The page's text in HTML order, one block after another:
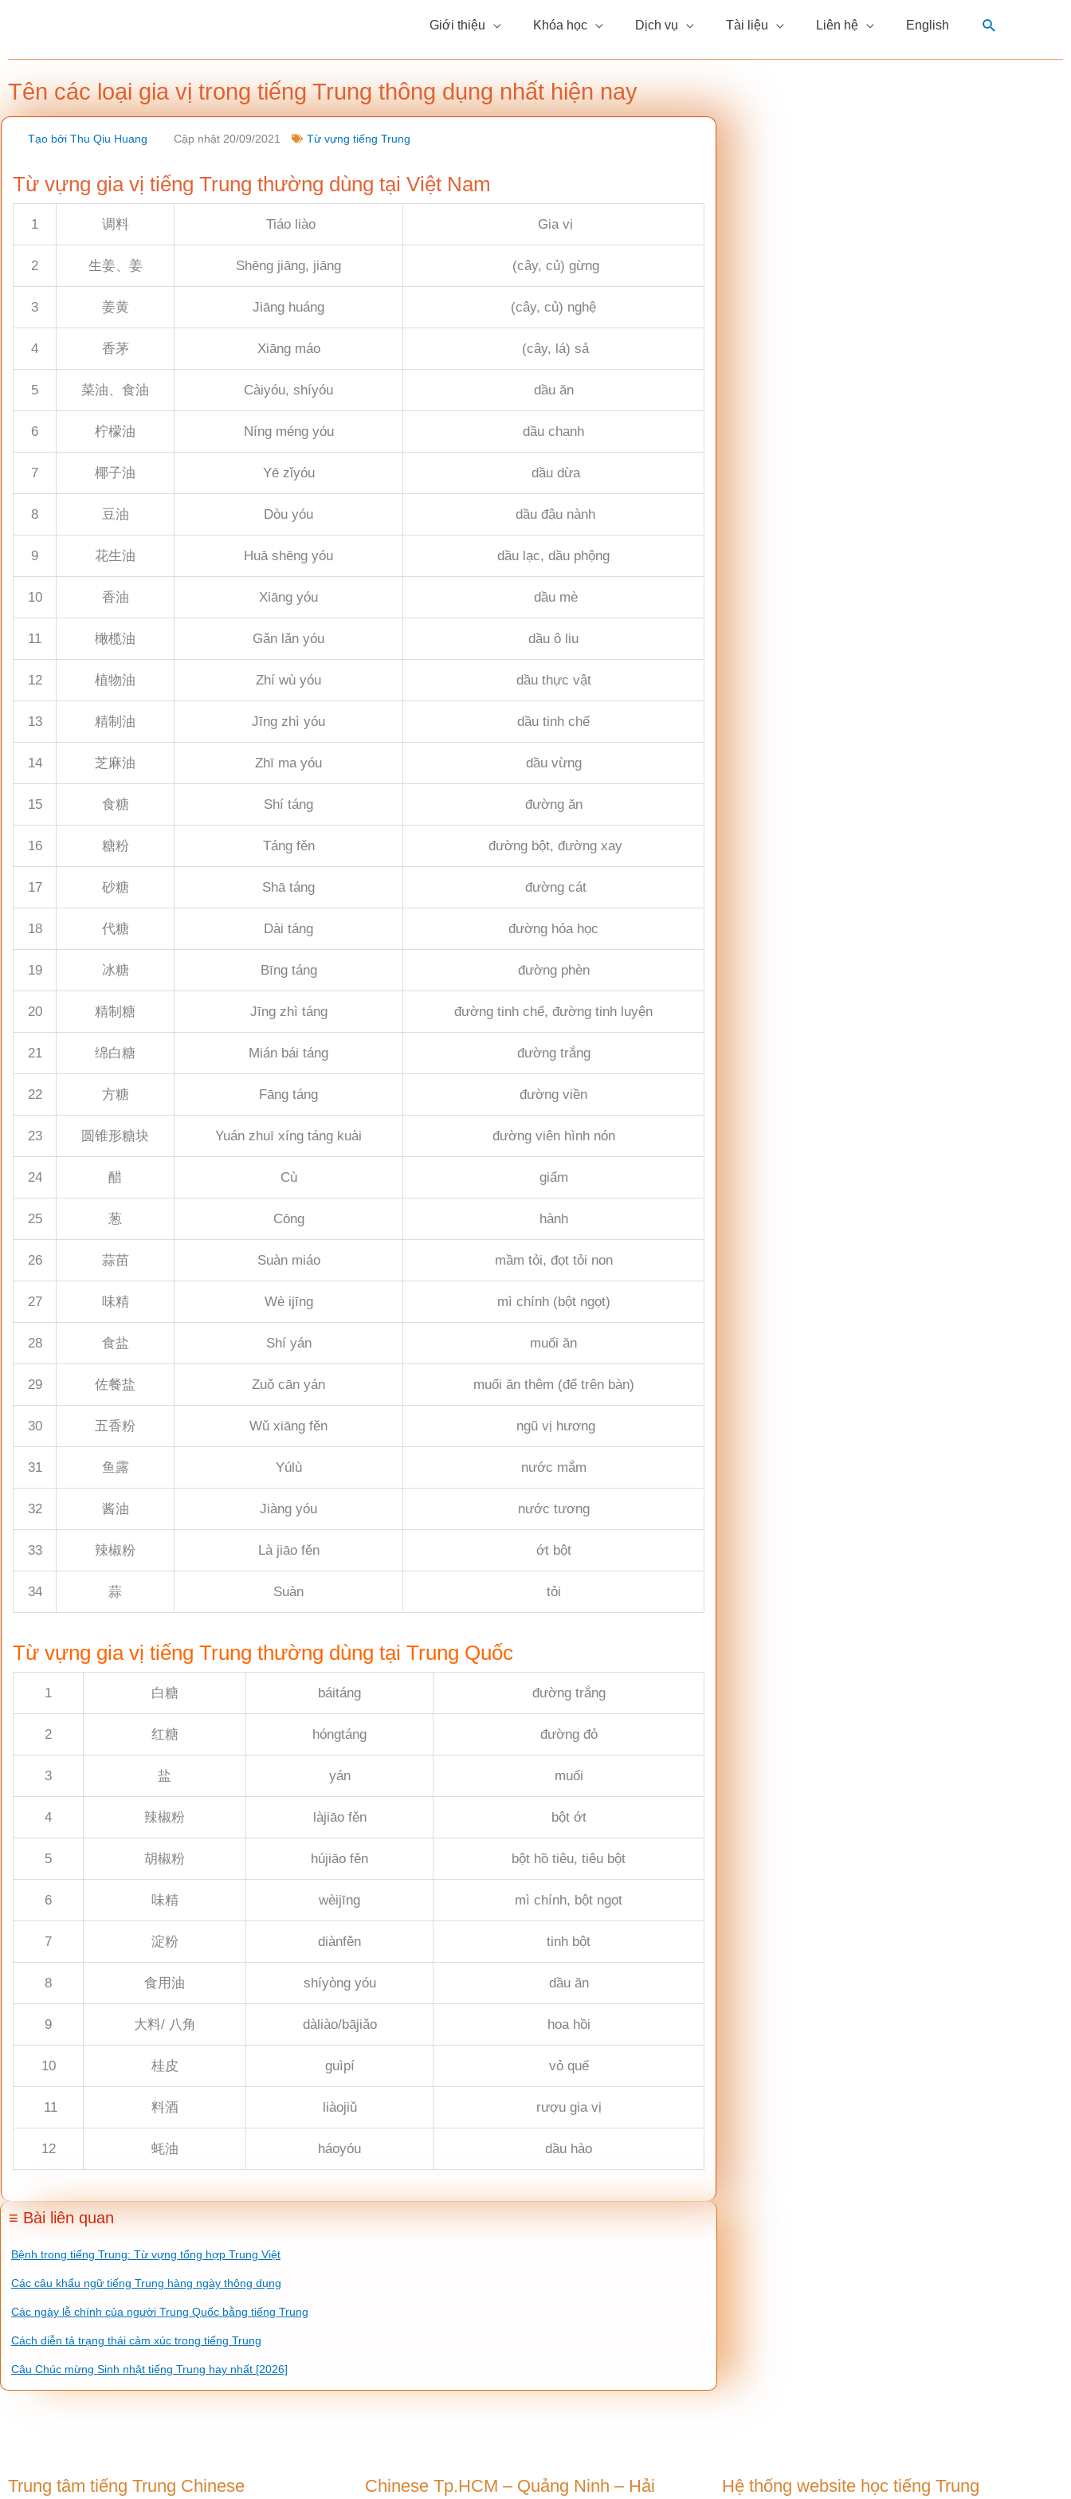
nội
dung
Giới thiệu Khóa học Dịch vụ Tài liệu Liên hệ English
Tìm
Tên các loại gia vị trong tiếng Trung thông dụng nhất hiện nay
Tạo bởi Thu Qiu Huang Cập nhật 20/09/2021 Từ vựng tiếng Trung
Từ vựng gia vị tiếng Trung thường dùng tại Việt Nam
1 调料 Tiáo liào Gia vị
2 生姜、姜 Shēng jiāng, jiāng (cây, củ) gừng
3 姜黄 Jiāng huáng (cây, củ) nghệ
4 香茅 Xiāng máo (cây, lá) sả
5 菜油、食油 Càiyóu, shíyóu dầu ăn
6 柠檬油 Níng méng yóu dầu chanh
7 椰子油 Yē zǐyóu dầu dừa
8 豆油 Dòu yóu dầu đậu nành
9 花生油 Huā shēng yóu dầu lạc, dầu phộng
10 香油 Xiāng yóu dầu mè
11 橄榄油 Gǎn lǎn yóu dầu ô liu
12 植物油 Zhí wù yóu dầu thực vật
13 精制油 Jīng zhì yóu dầu tinh chế
14 芝麻油 Zhī ma yóu dầu vừng
15 食糖 Shí táng đường ăn
16 糖粉 Táng fěn đường bột, đường xay
17 砂糖 Shā táng đường cát
18 代糖 Dài táng đường hóa học
19 冰糖 Bīng táng đường phèn
20 精制糖 Jīng zhì táng đường tinh chế, đường tinh luyện
21 绵白糖 Mián bái táng đường trắng
22 方糖 Fāng táng đường viền
23 圆锥形糖块 Yuán zhuī xíng táng kuài đường viên hình nón
24 醋 Cù giấm
25 葱 Cōng hành
26 蒜苗 Suàn miáo mầm tỏi, đọt tỏi non
27 味精 Wè ijīng mì chính (bột ngọt)
28 食盐 Shí yán muối ăn
29 佐餐盐 Zuǒ cān yán muối ăn thêm (để trên bàn)
30 五香粉 Wǔ xiāng fěn ngũ vị hương
31 鱼露 Yúlù nước mắm
32 酱油 Jiàng yóu nước tương
33 辣椒粉 Là jiāo fěn ớt bột
34 蒜 Suàn tỏi
Từ vựng gia vị tiếng Trung thường dùng tại Trung Quốc
1 白糖 báitáng đường trắng
2 红糖 hóngtáng đường đỏ
3 盐 yán muối
4 辣椒粉 làjiāo fěn bột ớt
5 胡椒粉 hújiāo fěn bột hồ tiêu, tiêu bột
6 味精 wèijīng mì chính, bột ngọt
7 淀粉 diànfěn tinh bột
8 食用油 shíyòng yóu dầu ăn
9 大料/ 八角 dàliào/bājiǎo hoa hồi
10 桂皮 guìpí vỏ quế
11 料酒 liàojiǔ rượu gia vị
12 蚝油 háoyóu dầu hào
≡ Bài liên quan
Bệnh trong tiếng Trung: Từ vựng tổng hợp Trung Việt
Các câu khẩu ngữ tiếng Trung hàng ngày thông dụng
Các ngày lễ chính của người Trung Quốc bằng tiếng Trung
Cách diễn tả trạng thái cảm xúc trong tiếng Trung
Câu Chúc mừng Sinh nhật tiếng Trung hay nhất [2026]
Trung tâm tiếng Trung Chinese Chinese Tp.HCM – Quảng Ninh – Hải Hệ thống website học tiếng Trung